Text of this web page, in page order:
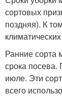
сортовых
поздняя). К
Ранние сорта
срока посева.
июле. Эти
всего